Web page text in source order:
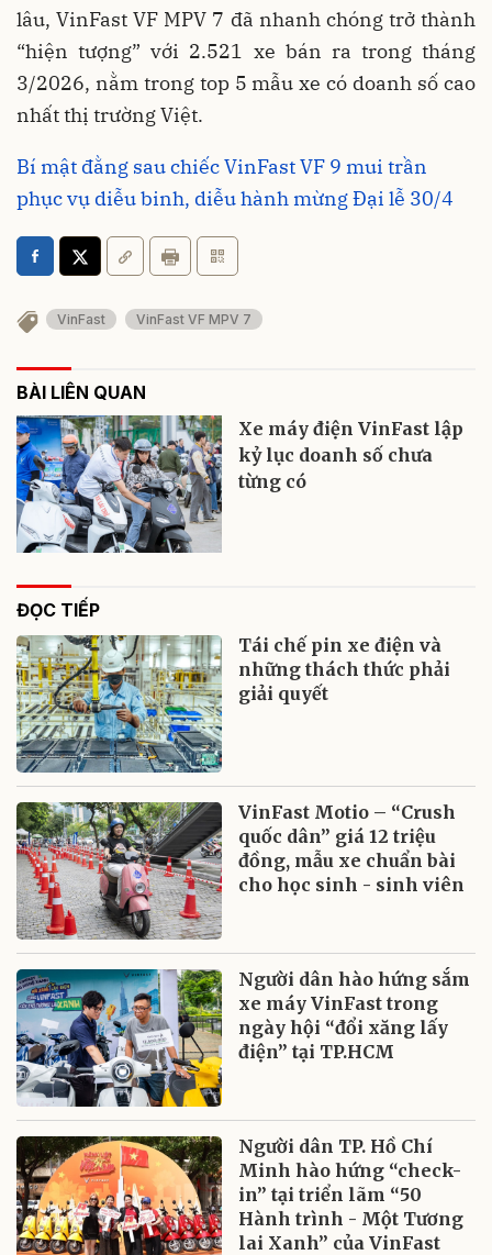
lâu, VinFast VF MPV 7 đã nhanh chóng trở thành
“hiện tượng” với 2.521 xe bán ra trong tháng
3/2026, nằm trong top 5 mẫu xe có doanh số cao
nhất thị trường Việt.
Bí mật đằng sau chiếc VinFast VF 9 mui trần
phục vụ diễu binh, diễu hành mừng Đại lễ 30/4
VinFast VinFast VF MPV 7
BÀI LIÊN QUAN
Xe máy điện VinFast lập
kỷ lục doanh số chưa
từng có
ĐỌC TIẾP
Tái chế pin xe điện và
những thách thức phải
giải quyết
VinFast Motio – “Crush
quốc dân” giá 12 triệu
đồng, mẫu xe chuẩn bài
cho học sinh - sinh viên
Người dân hào hứng sắm
xe máy VinFast trong
ngày hội “đổi xăng lấy
điện” tại TP.HCM
Người dân TP. Hồ Chí
Minh hào hứng “check-
in” tại triển lãm “50
Hành trình - Một Tương
lai Xanh” của VinFast